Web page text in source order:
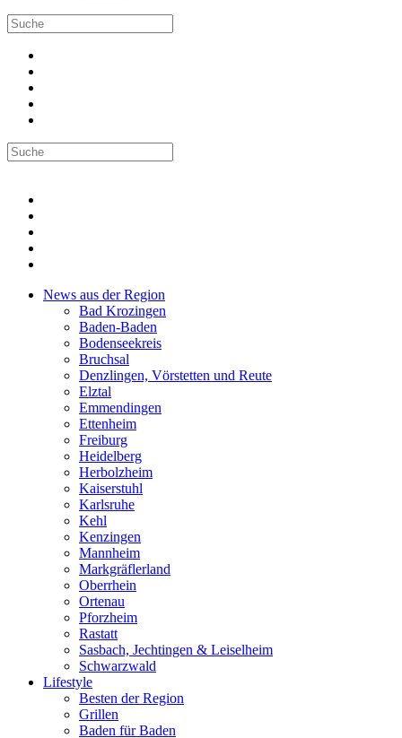
News aus der Region
Bad Krozingen
Baden-Baden
Bodenseekreis
Bruchsal
Denzlingen, Vörstetten und Reute
Elztal
Emmendingen
Ettenheim
Freiburg
Heidelberg
Herbolzheim
Kaiserstuhl
Karlsruhe
Kehl
Kenzingen
Mannheim
Markgräflerland
Oberrhein
Ortenau
Pforzheim
Rastatt
Sasbach, Jechtingen & Leiselheim
Schwarzwald
Lifestyle
Besten der Region
Grillen
Baden für Baden